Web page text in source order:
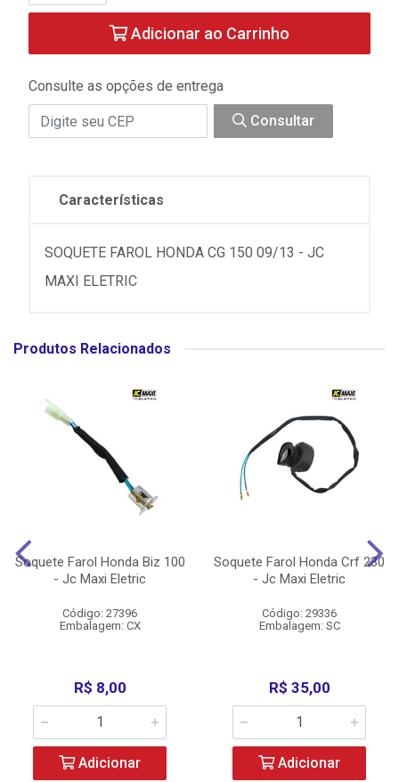
Adicionar ao Carrinho
Consulte as opções de entrega
Consultar
Características
SOQUETE FAROL HONDA CG 150 09/13 - JC
MAXI ELETRIC
Produtos Relacionados
Soquete Farol Honda Biz 100
- Jc Maxi Eletric
Código: 27396
Embalagem: CX
R$ 8,00
Adicionar
Soquete Farol Honda Crf 230
- Jc Maxi Eletric
Código: 29336
Embalagem: SC
R$ 35,00
Adicionar